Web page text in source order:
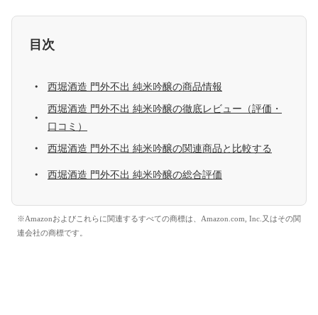
目次
西堀酒造 門外不出 純米吟醸の商品情報
西堀酒造 門外不出 純米吟醸の徹底レビュー（評価・
口コミ）
西堀酒造 門外不出 純米吟醸の関連商品と比較する
西堀酒造 門外不出 純米吟醸の総合評価
※Amazonおよびこれらに関連するすべての商標は、Amazon.com, Inc.又はその関
連会社の商標です。